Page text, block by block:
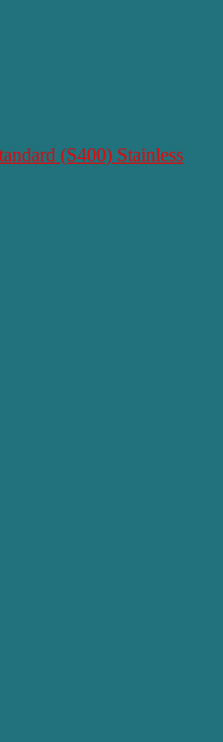
(S400) Stainless